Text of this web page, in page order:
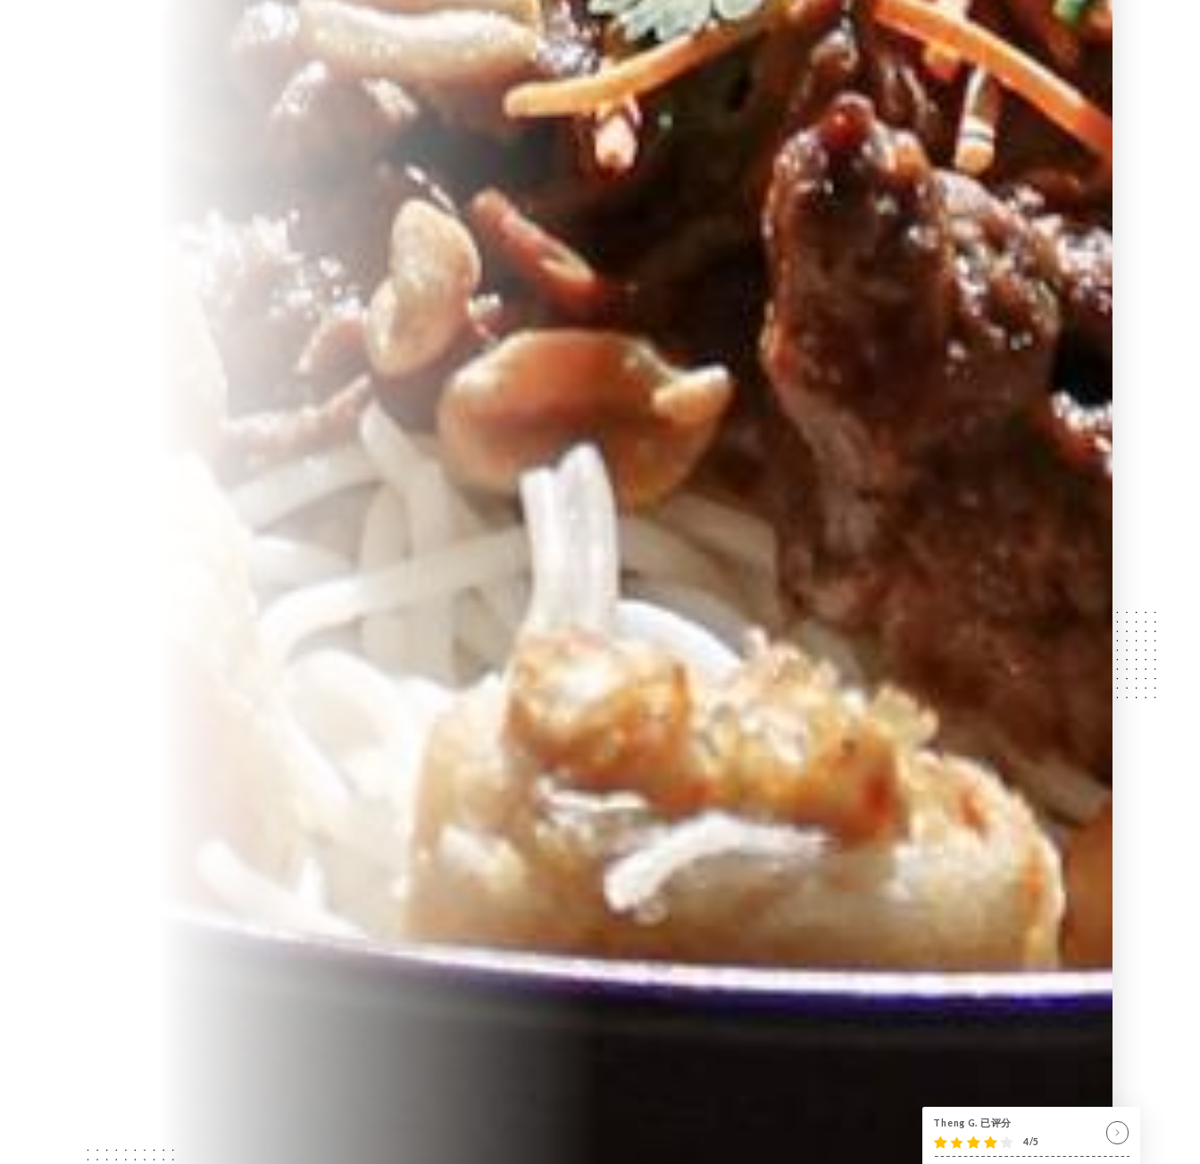
Theng G. 已评分
4/5